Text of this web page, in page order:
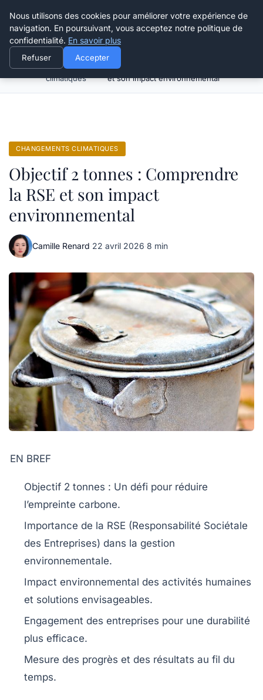
Happy Calyx Farmer
Changements
climatiques
Objectif 2 tonnes : Comprendre la RSE
et son impact environnemental
CHANGEMENTS CLIMATIQUES
Objectif 2 tonnes : Comprendre
la RSE et son impact
environnemental
Camille Renard·22 avril 2026·8 min
EN BREF
Objectif 2 tonnes : Un défi pour réduire
l’empreinte carbone.
Importance de la RSE (Responsabilité Sociétale
des Entreprises) dans la gestion
environnementale.
Impact environnemental des activités humaines
et solutions envisageables.
Engagement des entreprises pour une durabilité
plus efficace.
Mesure des progrès et des résultats au fil du
temps.
Nous utilisons des cookies pour améliorer votre expérience de
navigation. En poursuivant, vous acceptez notre politique de
confidentialité. En savoir plus
Refuser Accepter